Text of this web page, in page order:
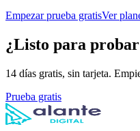
Empezar prueba gratisVer
¿Listo para
14 días gratis, sin tarjeta.
Prueba gratis